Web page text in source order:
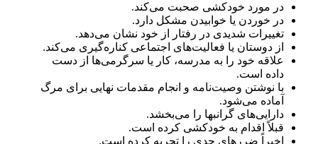
در مورد خودکشی صحبت می‌کند.
در خوردن یا خوابیدن مشکل دارد.
تغییرات شدیدی در رفتار از خود نشان می‌دهد.
از دوستان یا فعالیت‌های اجتماعی کناره‌گیری می‌کند.
علاقه خود را به مدرسه، کار یا سرگرمی‌ها از دست
داده است.
با نوشتن وصیت‌نامه و انجام مقدمات نهایی برای مرگ
آماده می‌شود.
دارایی‌های گرانبها را می‌بخشد.
قبلاً اقدام به خودکشی کرده است.
اخیراً ضررهای جدی را تجربه کرده است.